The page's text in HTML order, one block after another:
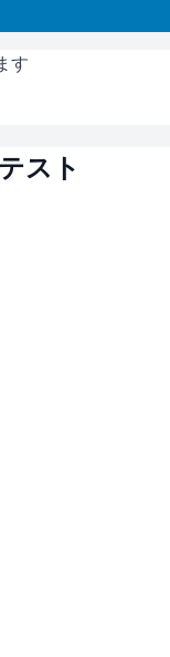
す
スト